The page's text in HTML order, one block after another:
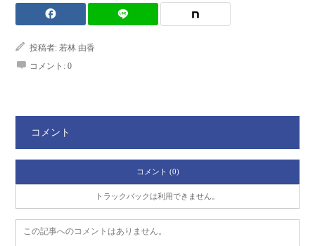
投稿者: 若林 由香
コメント: 0
コメント
コメント (0)
トラックバックは利用できません。
この記事へのコメントはありません。